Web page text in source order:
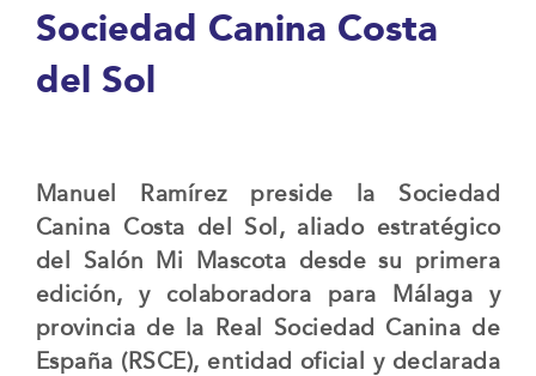
Sociedad Canina Costa
del Sol
Manuel Ramírez preside la Sociedad
Canina Costa del Sol, aliado estratégico
del Salón Mi Mascota desde su primera
edición, y colaboradora para Málaga y
provincia de la Real Sociedad Canina de
España (RSCE), entidad oficial y declarada